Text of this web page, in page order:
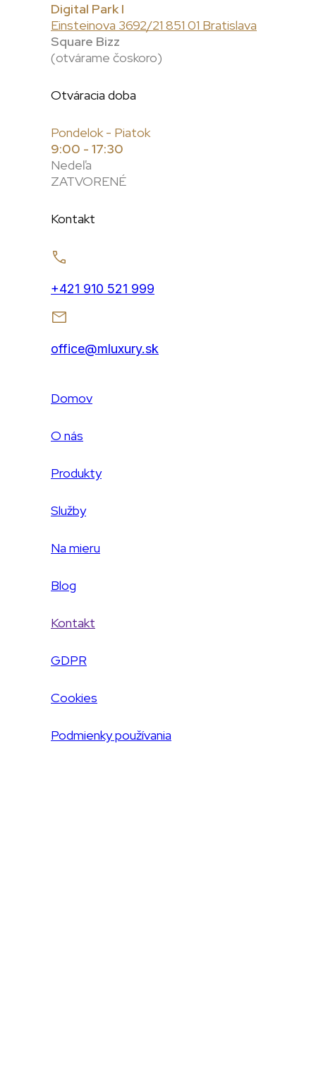
Digital Park I
Einsteinova 3692/21 851 01 Bratislava
Square Bizz
(otvárame čoskoro)
Otváracia doba
Pondelok - Piatok
9:00 - 17:30
Nedeľa
ZATVORENÉ
Kontakt
+421 910 521 999
office@mluxury.sk
Domov
O nás
Produkty
Služby
Na mieru
Blog
Kontakt
GDPR
Cookies
Podmienky používania